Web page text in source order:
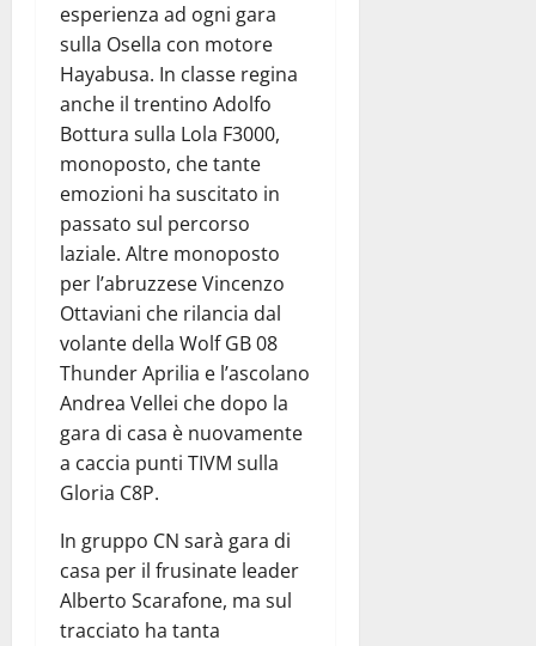
esperienza ad ogni gara
sulla Osella con motore
Hayabusa. In classe regina
anche il trentino Adolfo
Bottura sulla Lola F3000,
monoposto, che tante
emozioni ha suscitato in
passato sul percorso
laziale. Altre monoposto
per l’abruzzese Vincenzo
Ottaviani che rilancia dal
volante della Wolf GB 08
Thunder Aprilia e l’ascolano
Andrea Vellei che dopo la
gara di casa è nuovamente
a caccia punti TIVM sulla
Gloria C8P.
In gruppo CN sarà gara di
casa per il frusinate leader
Alberto Scarafone, ma sul
tracciato ha tanta